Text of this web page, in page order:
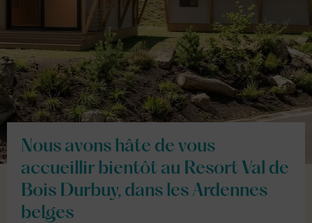
Nous avons hâte de vous
accueillir bientôt au Resort Val de
Bois Durbuy, dans les Ardennes
belges